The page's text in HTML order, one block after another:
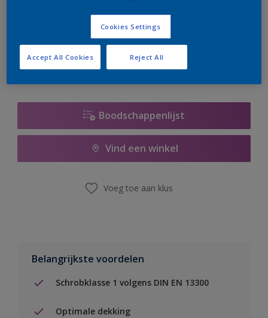
Op dit moment is het niet mogelijk dit product online
te bestellen. Houd de website in de gaten, we werken
er hard aan om de voorraad aan te vullen.
Boodschappenlijst
Vind een winkel
Voeg toe aan klus
Belangrijkste voordelen
Schrobklasse 1 volgens DIN EN 13300
Optimale dekking
Cookies Settings
Reject All
Accept All Cookies